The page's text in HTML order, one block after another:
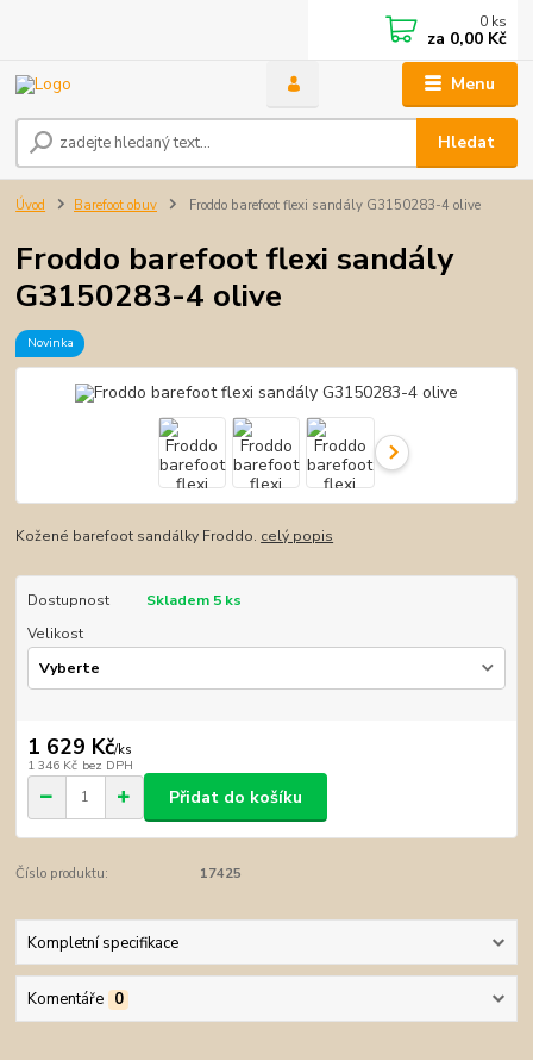
Menu
Hledat
0 ks
za 0,00 Kč
Úvod Barefoot obuv Froddo barefoot flexi sandály G3150283-4 olive
Froddo barefoot flexi sandály
G3150283-4 olive
Novinka
Kožené barefoot sandálky Froddo. celý popis
Dostupnost
Skladem 5 ks
Velikost
1 629 Kč/ks
1 346 Kč bez DPH
Přidat do košíku
Číslo produktu: 17425
Kompletní specifikace
Komentáře 0